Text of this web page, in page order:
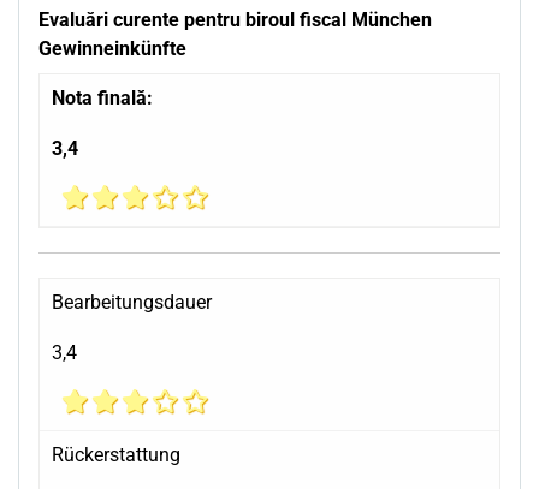
Evaluări curente pentru biroul fiscal München
Gewinneinkünfte
Nota finală:
3,4
Bearbeitungsdauer
3,4
Rückerstattung